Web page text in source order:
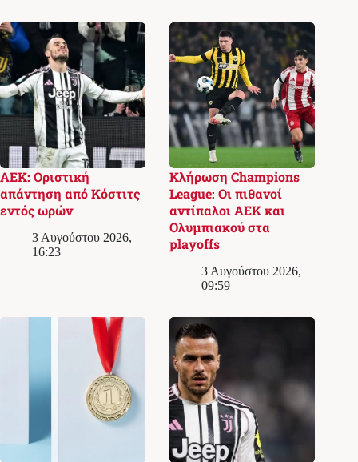
ΑΕΚ: Οριστική
απάντηση από Κόστιτς
εντός ωρών
3 Αυγούστου 2026,
16:23
Κλήρωση Champions
League: Οι πιθανοί
αντίπαλοι ΑΕΚ και
Ολυμπιακού στα
playoffs
3 Αυγούστου 2026,
09:59